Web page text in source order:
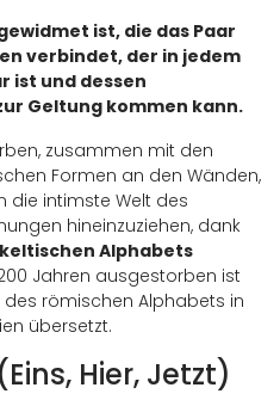
ist, die das Paar
verbindet, der in jedem
ist und dessen
Geltung kommen kann.
zusammen mit den
Formen an den Wänden,
die intimste Welt des
hineinzuziehen, dank
Alphabets
Jahren ausgestorben ist
römischen Alphabets in
übersetzt.
Hier, Jetzt)